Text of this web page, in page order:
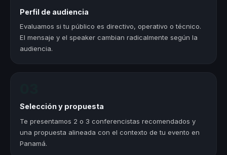
Perfil de audiencia
Evaluamos si tu público es directivo, operativo o técnico.
El mensaje y el speaker cambian radicalmente según la
audiencia.
Selección y propuesta
Te presentamos 2 o 3 conferencistas recomendados y
una propuesta alineada con el contexto de tu evento en
Panamá.